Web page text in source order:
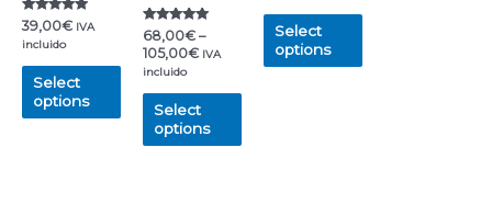
Rated
5.00
out of 5
39,00€ IVA
incluido
Select
options
Rated
5.00
out of 5
68,00€–
105,00€ IVA
incluido
Select
options
Select
options